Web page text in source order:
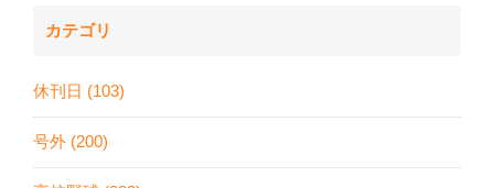
カテゴリ
休刊日 (103)
号外 (200)